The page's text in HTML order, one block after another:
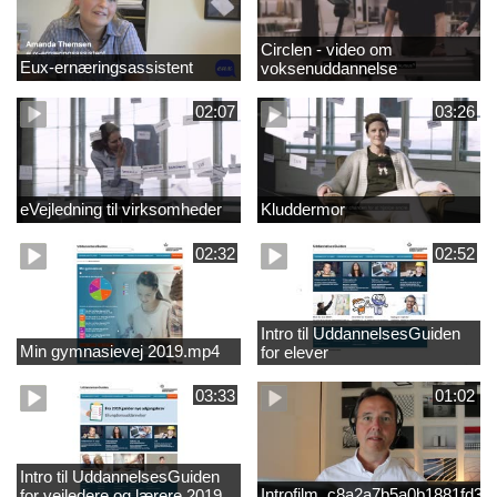
Eux-ernæringsassistent
Circlen - video om
voksenuddannelse
02:07
eVejledning til virksomheder
03:26
Kluddermor
02:32
Min gymnasievej 2019.mp4
02:52
Intro til UddannelsesGuiden
for elever
03:33
Intro til UddannelsesGuiden
01:02